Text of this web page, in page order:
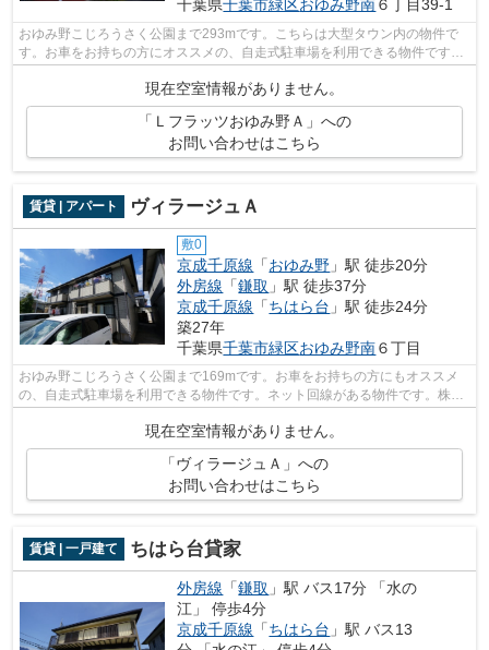
千葉県千葉市緑区おゆみ野南 ６丁目39-1
おゆみ野こじろうさく公園まで293mです。こちらは大型タウン内の物件で
す。お車をお持ちの方にオススメの、自走式駐車場を利用できる物件です。
今や必需品ともなったネット。こちらは...
現在空室情報がありません。
「Ｌフラッツおゆみ野Ａ」への
お問い合わせはこちら
賃貸 | アパート ヴィラージュＡ
敷0
京成千原線 「おゆみ野 」駅 徒歩20分
外房線 「鎌取 」駅 徒歩37分
京成千原線 「ちはら台 」駅 徒歩24分
築27年
千葉県千葉市緑区おゆみ野南６丁目
おゆみ野こじろうさく公園まで169mです。お車をお持ちの方にもオススメ
の、自走式駐車場を利用できる物件です。ネット回線がある物件です。株式
現在空室情報がありません。
「ヴィラージュＡ」への
お問い合わせはこちら
賃貸 | 一戸建て ちはら台貸家
外房線 「鎌取 」駅 バス17分 「水の
江」 停歩4分
京成千原線 「ちはら台 」駅 バス13